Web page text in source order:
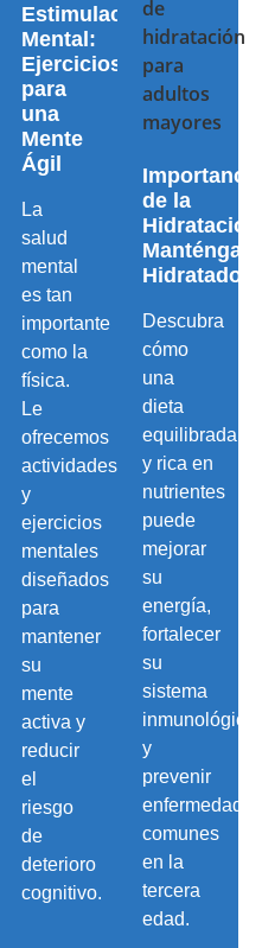
Estimulación
Mental:
Ejercicios
para
una
Mente
Ágil
La
salud
mental
es tan
importante
como la
física.
Le
ofrecemos
actividades
y
ejercicios
mentales
diseñados
para
mantener
su
mente
activa y
reducir
el
riesgo
de
deterioro
cognitivo.
Importancia
de la
Hidratado
Descubra
cómo
una
dieta
equilibrada
y rica en
nutrientes
puede
mejorar
su
energía,
fortalecer
su
sistema
inmunológico
y
prevenir
enfermedades
comunes
en la
tercera
edad.